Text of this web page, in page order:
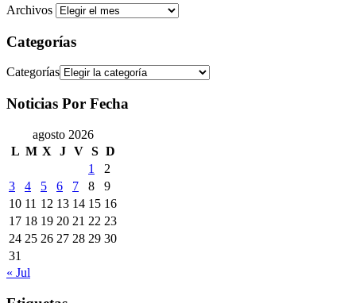
Archivos
Categorías
Categorías
Noticias Por Fecha
agosto 2026
L M X J V S D
1
2
3
4 5 6 7 8
9
10 11 12 13 14 15 16
17 18 19 20 21 22 23
24 25 26 27 28 29 30
31
« Jul